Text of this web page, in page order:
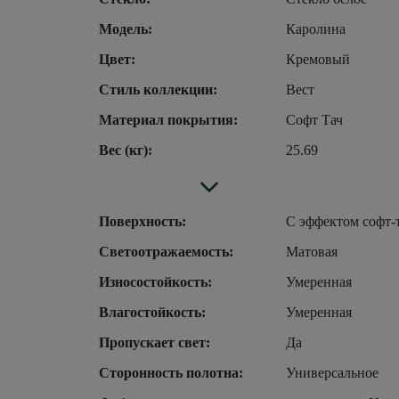
Модель:
Каролина
Цвет:
Кремовый
Стиль коллекции:
Вест
Материал покрытия:
Софт Тач
Вес (кг):
25.69
Поверхность:
С эффектом софт-
Светоотражаемость:
Матовая
Износостойкость:
Умеренная
Влагостойкость:
Умеренная
Пропускает свет:
Да
Сторонность полотна:
Универсальное